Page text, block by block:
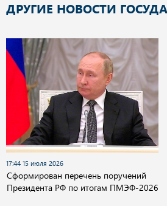
ДРУГИЕ НОВОСТИ
17:44 15 июля 2026
Сформирован перечень поручений
Президента РФ по итогам ПМЭФ-2026